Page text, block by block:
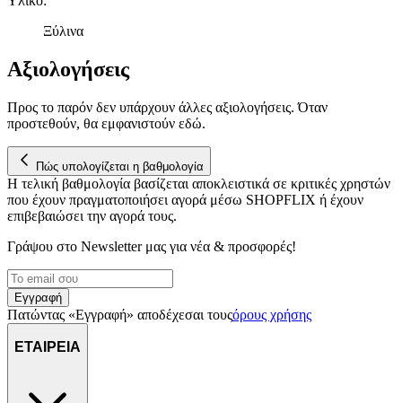
μας επεξεργαζόμαστε προσωπικά σας δεδομένα, π.χ. τη
για να αποθηκεύουμε και να έχουμε πρόσβαση σε πληροφορίες
στη συσκευή σας, με σκοπό την προβολή εξατομικευμένων
διαφημίσεων και περιεχομένου, τις μετρήσεις σχετικά με
διαφημίσεις και περιεχόμενο, την καλύτερη εικόνα του κοινού
πληροφορίες σχετικά με την από μέρους σας χρήση της
τοποθεσίας μας στους συνεργάτες μέσων κοινωνικής
δικτύωσης, διαφημίσεων και ανάλυσης.
Ξύλινα
Αξιολογήσεις
Προς το παρόν δεν υπάρχουν άλλες αξιολογήσεις. Όταν
προστεθούν, θα εμφανιστούν εδώ.
Πώς υπολογίζεται η βαθμολογία
Η τελική βαθμολογία βασίζεται αποκλειστικά σε κριτικές χρηστών
που έχουν πραγματοποιήσει αγορά μέσω SHOPFLIX ή έχουν
επιβεβαιώσει την αγορά τους.
Γράψου στο Νewsletter μας για νέα & προσφορές!
Εγγραφή
Πατώντας «Εγγραφή» αποδέχεσαι τουςόρους χρήσης
ΕΤΑΙΡΕΙΑ